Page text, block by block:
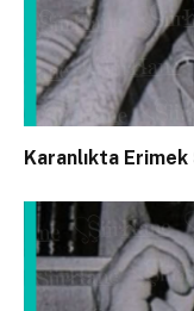
Karanlıkta